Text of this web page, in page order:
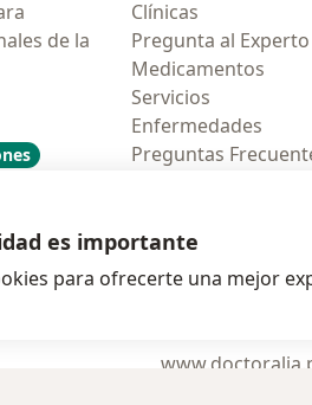
de la
Clínicas
Pregunta al Experto
Medicamentos
Servicios
Enfermedades
Preguntas
se abre en
se
es importante
para ofrecerte una mejor